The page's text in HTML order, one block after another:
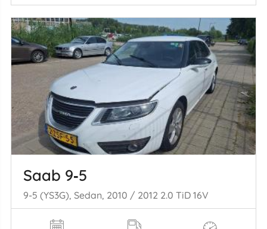
Saab 9‑5
9-5 (YS3G), Sedan, 2010 / 2012 2.0 TiD 16V